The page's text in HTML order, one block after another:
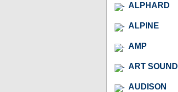
ALPHARD
ALPINE
AMP
ART SOUND
AUDISON